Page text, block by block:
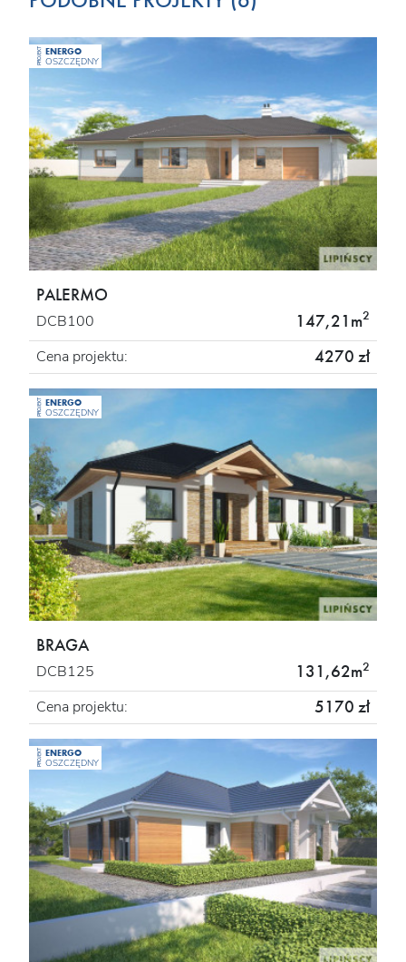
PROJEKT ENERGO
OSZCZĘDNY
PALERMO
DCB100 147,21m2
Cena projektu: 4270 zł
PROJEKT ENERGO
OSZCZĘDNY
BRAGA
DCB125 131,62m2
Cena projektu: 5170 zł
PROJEKT ENERGO
OSZCZĘDNY